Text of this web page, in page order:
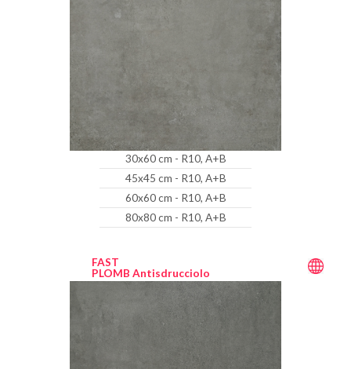
30x60 cm - R10, A+B
45x45 cm - R10, A+B
60x60 cm - R10, A+B
80x80 cm - R10, A+B
FAST
PLOMB Antisdrucciolo